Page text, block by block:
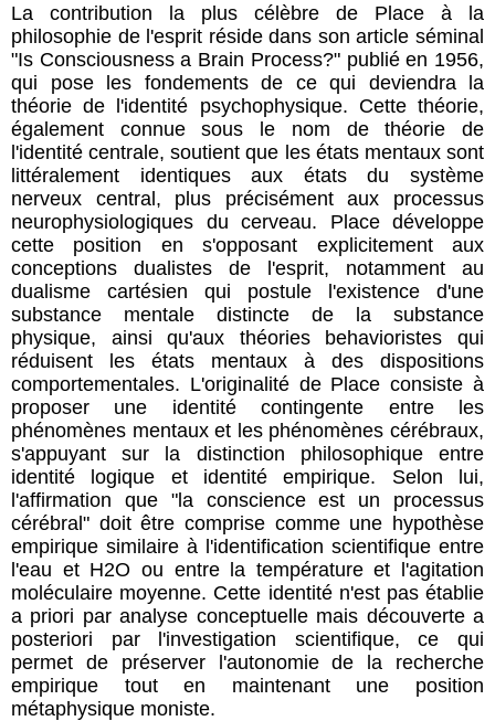
La contribution la plus célèbre de Place à la
philosophie de l'esprit réside dans son article séminal
"Is Consciousness a Brain Process?" publié en 1956,
qui pose les fondements de ce qui deviendra la
théorie de l'identité psychophysique. Cette théorie,
également connue sous le nom de théorie de
l'identité centrale, soutient que les états mentaux sont
littéralement identiques aux états du système
nerveux central, plus précisément aux processus
neurophysiologiques du cerveau. Place développe
cette position en s'opposant explicitement aux
conceptions dualistes de l'esprit, notamment au
dualisme cartésien qui postule l'existence d'une
substance mentale distincte de la substance
physique, ainsi qu'aux théories behavioristes qui
réduisent les états mentaux à des dispositions
comportementales. L'originalité de Place consiste à
proposer une identité contingente entre les
phénomènes mentaux et les phénomènes cérébraux,
s'appuyant sur la distinction philosophique entre
identité logique et identité empirique. Selon lui,
l'affirmation que "la conscience est un processus
cérébral" doit être comprise comme une hypothèse
empirique similaire à l'identification scientifique entre
l'eau et H2O ou entre la température et l'agitation
moléculaire moyenne. Cette identité n'est pas établie
a priori par analyse conceptuelle mais découverte a
posteriori par l'investigation scientifique, ce qui
permet de préserver l'autonomie de la recherche
empirique tout en maintenant une position
métaphysique moniste.